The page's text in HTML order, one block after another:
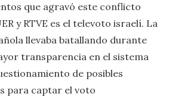
que agravó este conflicto
y RTVE es el televoto israelí. La
llevaba batallando durante
transparencia en el sistema
de posibles
para captar el voto